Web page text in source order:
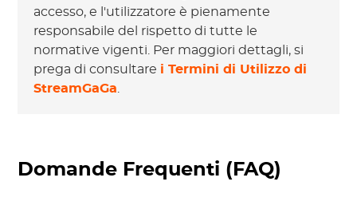
accesso, e l'utilizzatore è pienamente
responsabile del rispetto di tutte le
normative vigenti. Per maggiori dettagli, si
prega di consultare i Termini di Utilizzo di
StreamGaGa
Domande Frequenti (FAQ)